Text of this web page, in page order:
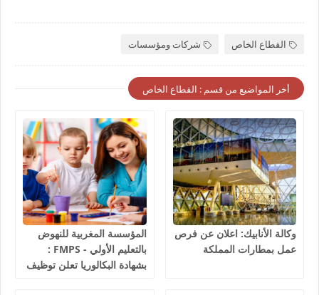
القطاع الخاص شركات ومؤسسات
أخر المواضيع من قسم : القطاع الخاص
وكالة الأنابيك: اعلان عن فرص
عمل بمطارات المملكة
المؤسسة المغربية للنهوض
بالتعليم الأولي - FMPS :
بشهادة البكالوريا تعلن توظيف